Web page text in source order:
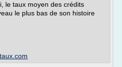
le taux moyen des crédits
le plus bas de son histoire